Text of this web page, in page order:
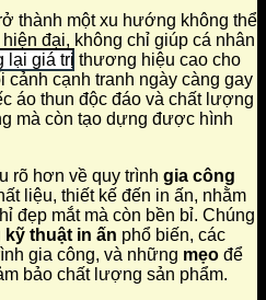
thành một xu hướng không thể
đại, không chỉ giúp cá nhân
lại giá trị thương hiệu cao cho
cảnh cạnh tranh ngày càng gay
áo thun độc đáo và chất lượng
mà còn tạo dựng được hình
rõ hơn về quy trình gia công
liệu, thiết kế đến in ấn, nhằm
đẹp mắt mà còn bền bỉ. Chúng
kỹ thuật in ấn phổ biến, các
gia công, và những mẹo để
bảo chất lượng sản phẩm.